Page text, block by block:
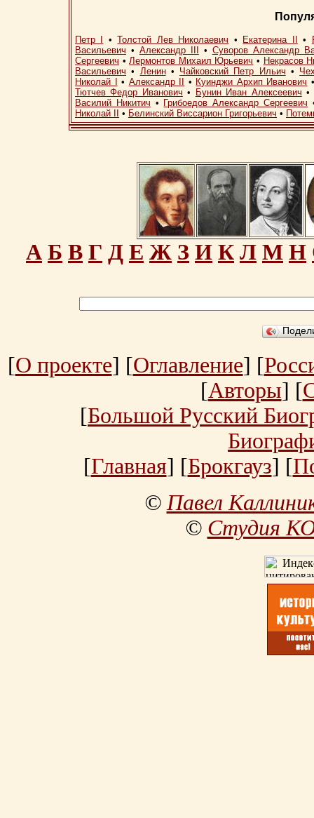
Петр I •Толстой Лев Николаевич • Екатерина II •
Васильевич • Александр III • Суворов Александр
Сергеевич •Лермонтов Михаил Юрьевич • Некрасов
Васильевич • Ленин• Чайковский Петр Ильич •
Николай I
• Александр II • Куинджи Архип Иванович
Тютчев Федор Иванович • Бунин Иван Алексеевич •
Василий Никитич • Грибоедов Александр Сергеевич
Николай II
• Белинский Виссарион Григорьевич •
А Б В Г Д Е Ж З И К Л М Н
[О проекте] [Оглавление] [
[Авторы] [
[Большой Русский
[Главная] [Брокгауз] [
©Павел
© Студия